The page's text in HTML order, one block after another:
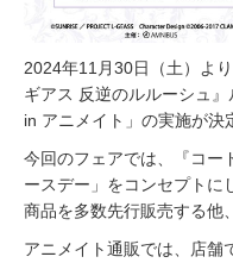
2024年11月30日（土）よ
ギアス 反逆のルルーシュ
in アニメイト」の実施が決
今回のフェアでは、『コー
ースデー」をコンセプトに
商品を多数先行販売する他
アニメイト通販では、店舗